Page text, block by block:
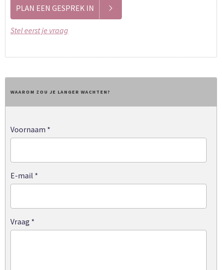
PLAN EEN GESPREK IN
Stel eerst je vraag
WAAROM ZOU JE LANGER WACHTEN?
Voornaam *
E-mail *
Vraag *